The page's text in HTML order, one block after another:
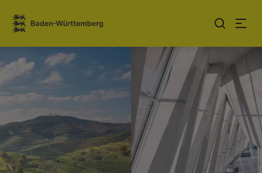
Sauter au contenu
Link zur Startseite